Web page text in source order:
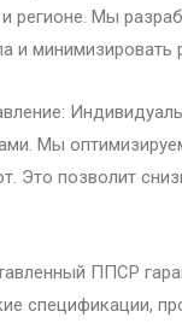
регионе. Мы
и минимизировать
Мы
Это позволит
ППСР
спецификации,